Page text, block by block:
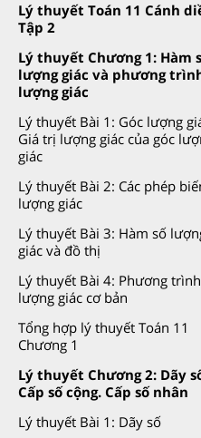
Lý thuyết Toán 11 Cánh
Tập 2
Lý thuyết Chương 1: Hàm
lượng giác và phương
lượng giác
Lý thuyết Bài 1: Góc lượng
Giá trị lượng giác của góc
giác
Lý thuyết Bài 2: Các phép
lượng giác
Lý thuyết Bài 3: Hàm số
giác và đồ thị
Lý thuyết Bài 4: Phương trình
lượng giác cơ bản
Tổng hợp lý thuyết Toán 11
Chương 1
Lý thuyết Chương 2: Dãy
Cấp số cộng. Cấp số nhân
Lý thuyết Bài 1: Dãy số